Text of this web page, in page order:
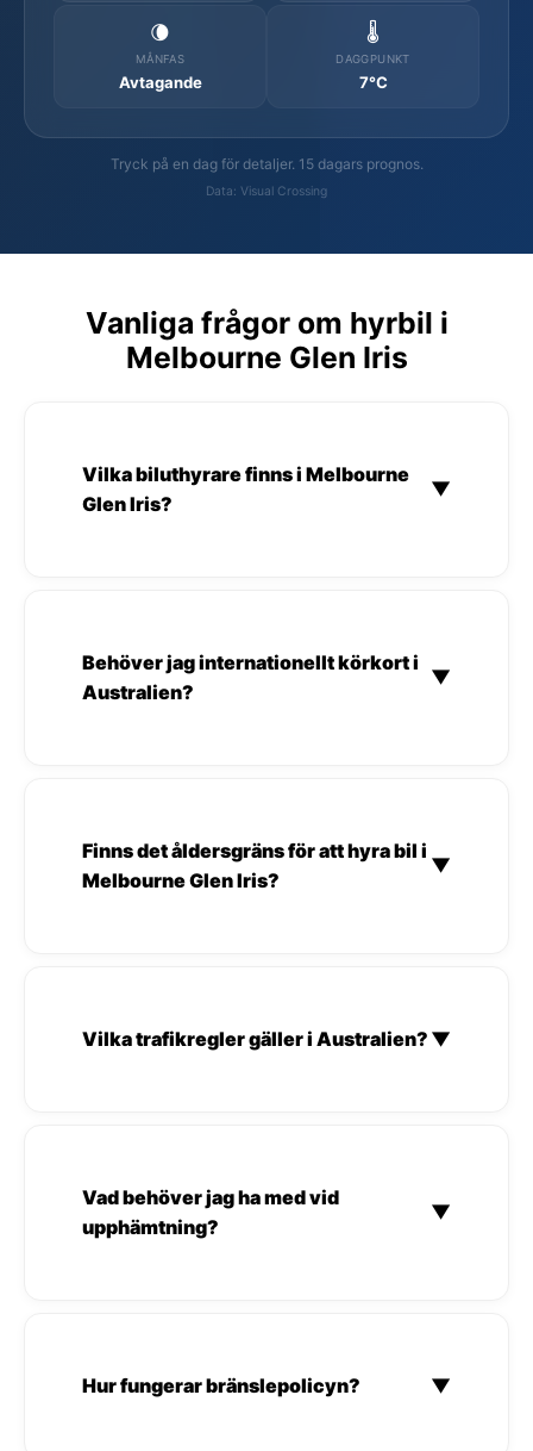
🌘
MÅNFAS
Avtagande
🌡️
DAGGPUNKT
7°C
Tryck på en dag för detaljer. 15 dagars prognos.
Data: Visual Crossing
Vanliga frågor om hyrbil i
Melbourne Glen Iris
Vilka biluthyrare finns i Melbourne
Glen Iris?
▼
Behöver jag internationellt körkort i
Australien?
▼
Finns det åldersgräns för att hyra bil i
Melbourne Glen Iris?
▼
Vilka trafikregler gäller i Australien? ▼
Vad behöver jag ha med vid
upphämtning?
▼
Hur fungerar bränslepolicyn? ▼